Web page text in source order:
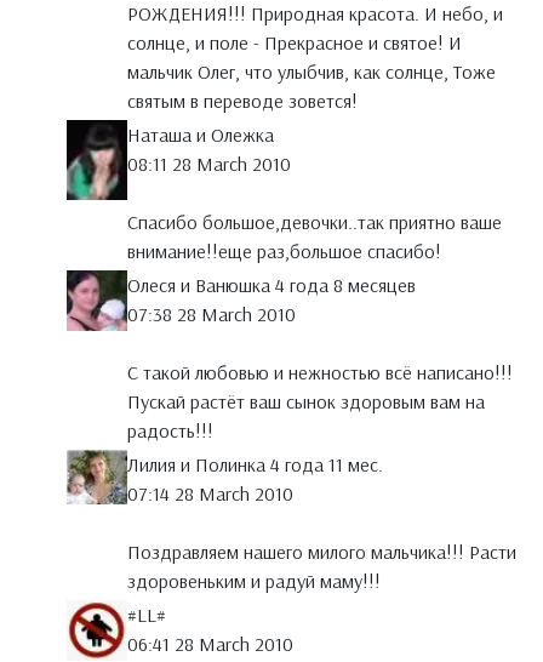
РОЖДЕНИЯ!!! Природная красота. И небо, и
солнце, и поле - Прекрасное и святое! И
мальчик Олег, что улыбчив, как солнце, Тоже
святым в переводе зовется!
Наташа и Олежка
08:11 28 March 2010
Спасибо большое,девочки..так приятно ваше
внимание!!еще раз,большое спасибо!
Олеся и Ванюшка 4 года 8 месяцев
07:38 28 March 2010
С такой любовью и нежностью всё написано!!!
Пускай растёт ваш сынок здоровым вам на
радость!!!
Лилия и Полинка 4 года 11 мес.
07:14 28 March 2010
Поздравляем нашего милого мальчика!!! Расти
здоровеньким и радуй маму!!!
#LL#
06:41 28 March 2010